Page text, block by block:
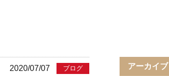
2020/07/07 ブログ アーカイブ